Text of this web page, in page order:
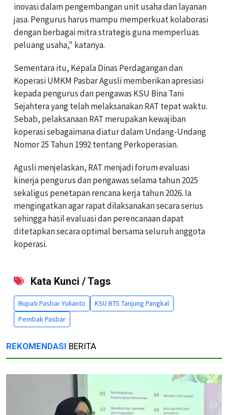
inovasi dalam pengembangan unit usaha dan layanan
jasa. Pengurus harus mampu memperkuat kolaborasi
dengan berbagai mitra strategis guna memperluas
peluang usaha," katanya.
Sementara itu, Kepala Dinas Perdagangan dan
Koperasi UMKM Pasbar Agusli memberikan apresiasi
kepada pengurus dan pengawas KSU Bina Tani
Sejahtera yang telah melaksanakan RAT tepat waktu.
Sebab, pelaksanaan RAT merupakan kewajiban
koperasi sebagaimana diatur dalam Undang-Undang
Nomor 25 Tahun 1992 tentang Perkoperasian.
Agusli menjelaskan, RAT menjadi forum evaluasi
kinerja pengurus dan pengawas selama tahun 2025
sekaligus penetapan rencana kerja tahun 2026. Ia
mengingatkan agar rapat dilaksanakan secara serius
sehingga hasil evaluasi dan perencanaan dapat
ditetapkan secara optimal bersama seluruh anggota
koperasi.
Kata Kunci / Tags
Bupati Pasbar Yulianto
KSU BTS Tanjung Pangkal
Pembak Pasbar
REKOMENDASI BERITA